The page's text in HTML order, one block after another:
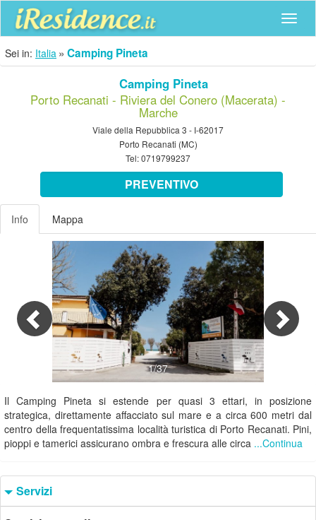
Sei in: Italia Camping Pineta
Camping Pineta
Porto Recanati - Riviera del Conero (Macerata) -
Marche
Viale della Repubblica 3 - I-62017
Porto Recanati (MC)
Tel:0719799237
PREVENTIVO
Info Mappa
1/37
Previous
Il Camping Pineta si estende per quasi 3 ettari, in posizione
strategica, direttamente affacciato sul mare e a circa 600 metri dal
centro della frequentatissima località turistica di Porto Recanati. Pini,
pioppi e tamerici assicurano ombra e frescura alle circa ...Continua
Servizi